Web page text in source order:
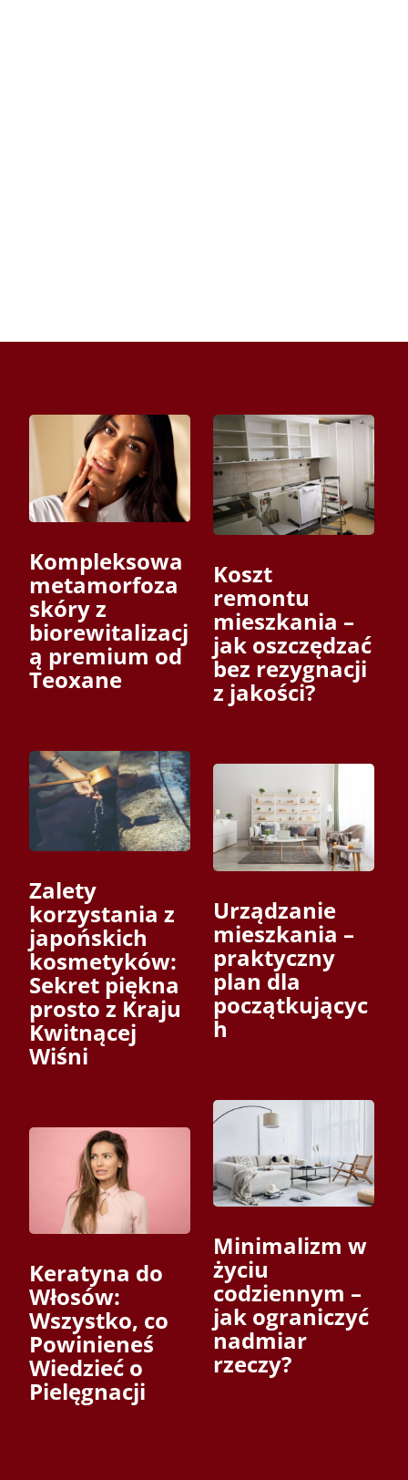
Kompleksowa
metamorfoza
skóry z
biorewitalizacj
ą premium od
Teoxane
Zalety
korzystania z
japońskich
kosmetyków:
Sekret piękna
prosto z Kraju
Kwitnącej
Wiśni
Keratyna do
Włosów:
Wszystko, co
Powinieneś
Wiedzieć o
Pielęgnacji
Koszt
remontu
mieszkania –
jak oszczędzać
bez rezygnacji
z jakości?
Urządzanie
mieszkania –
praktyczny
plan dla
początkującyc
h
Minimalizm w
życiu
codziennym –
jak ograniczyć
nadmiar
rzeczy?